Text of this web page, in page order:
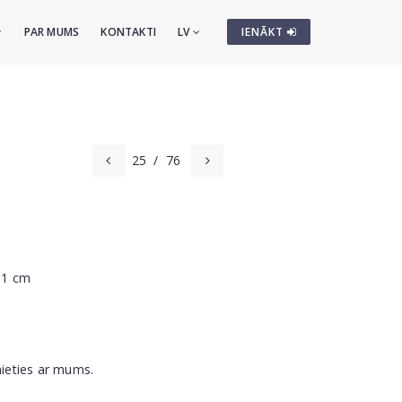
IENĀKT
PAR MUMS KONTAKTI LV
25 / 76
cm
ar mums.